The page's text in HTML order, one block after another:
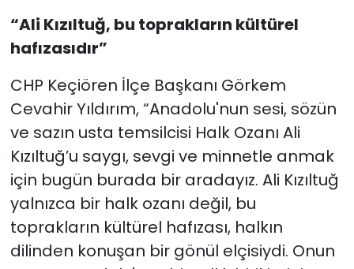
“Ali Kızıltuğ, bu toprakların kültürel
hafızasıdır”
CHP Keçiören İlçe Başkanı Görkem
Cevahir Yıldırım, “Anadolu'nun sesi, sözün
ve sazın usta temsilcisi Halk Ozanı Ali
Kızıltuğ’u saygı, sevgi ve minnetle anmak
için bugün burada bir aradayız. Ali Kızıltuğ
yalnızca bir halk ozanı değil, bu
toprakların kültürel hafızası, halkın
dilinden konuşan bir gönül elçisiydi. Onun